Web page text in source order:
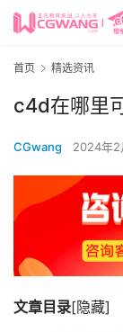
首页 精选资讯
c4d在哪里
CGwang 2024年2
文章目录[隐藏]